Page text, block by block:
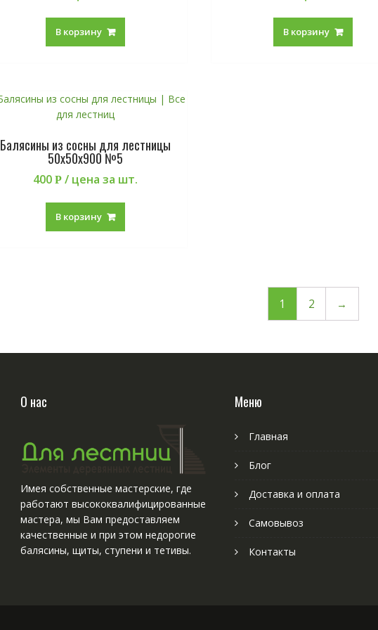
В корзину В корзину
Балясины из сосны для лестницы
50х50х900 №5
400Р / цена за шт.
В корзину
1 2 →
О нас
Имея собственные мастерские, где
работают высококвалифицированные
мастера, мы Вам предоставляем
качественные и при этом недорогие
балясины, щиты, ступени и тетивы.
Меню
Главная
Блог
Доставка и оплата
Самовывоз
Контакты